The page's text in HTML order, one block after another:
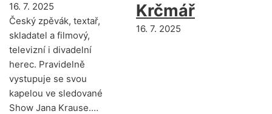
16. 7. 2025
Český zpěvák, textař,
skladatel a filmový,
televizní i divadelní
herec. Pravidelně
vystupuje se svou
kapelou ve sledované
Show Jana Krause.…
Krčmář
16. 7. 2025